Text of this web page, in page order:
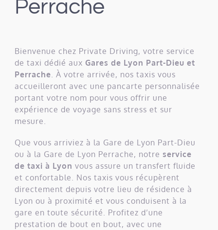
Perrache
Bienvenue chez Private Driving, votre service
de taxi dédié aux Gares de Lyon Part-Dieu et
Perrache. À votre arrivée, nos taxis vous
accueilleront avec une pancarte personnalisée
portant votre nom pour vous offrir une
expérience de voyage sans stress et sur
mesure.
Que vous arriviez à la Gare de Lyon Part-Dieu
ou à la Gare de Lyon Perrache, notre service
de taxi à Lyon vous assure un transfert fluide
et confortable. Nos taxis vous récupèrent
directement depuis votre lieu de résidence à
Lyon ou à proximité et vous conduisent à la
gare en toute sécurité. Profitez d’une
prestation de bout en bout, avec une